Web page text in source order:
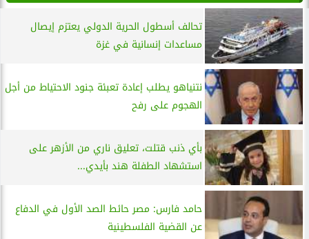
تحالف أسطول الحرية الدولي يعتزم إيصال
مساعدات إنسانية في غزة
نتنياهو يطلب إعادة تعبئة جنود الاحتياط من أجل
الهجوم على رفح
بأي ذنب قتلت، تعليق ناري من الأزهر على
استشهاد الطفلة هند بأيدي...
حامد فارس: مصر حائط الصد الأول في الدفاع
عن القضية الفلسطينية